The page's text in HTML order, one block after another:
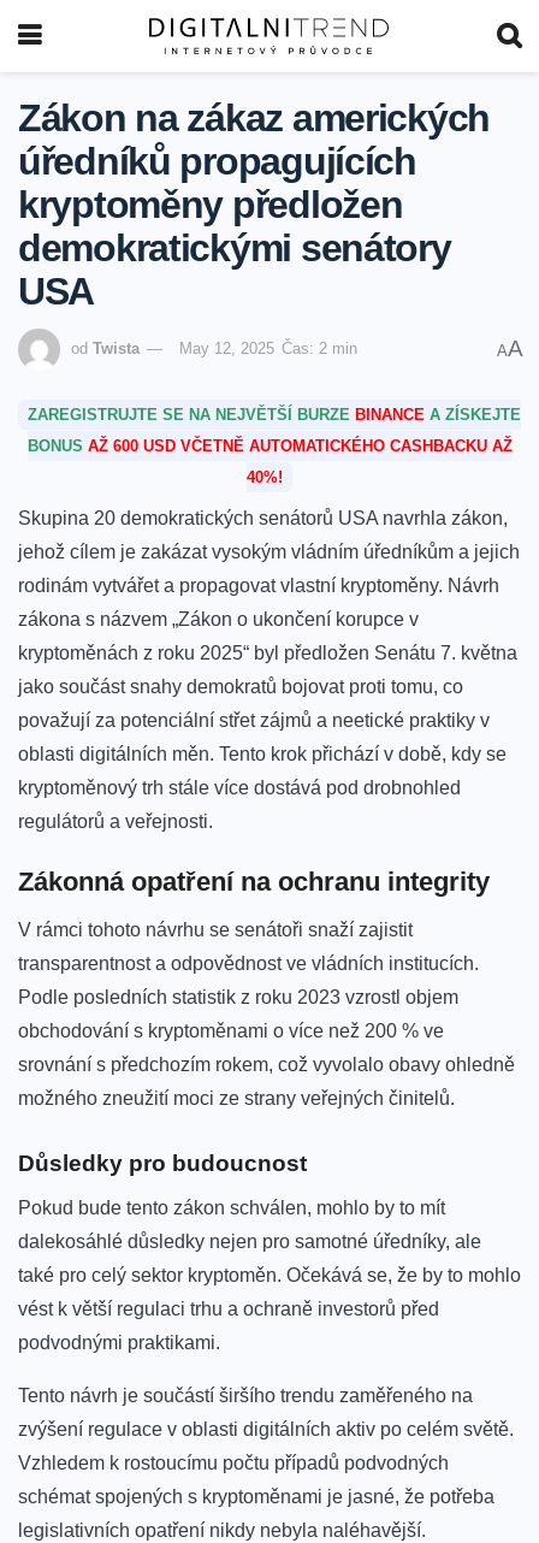
Zákon na zákaz amerických
úředníků propagujících
kryptoměny předložen
demokratickými senátory
USA
od Twista May 12, 2025 Čas: 2 min AA
ZAREGISTRUJTE SE NA NEJVĚTŠÍ BURZE BINANCE A ZÍSKEJTE
BONUS AŽ 600 USD VČETNĚ AUTOMATICKÉHO CASHBACKU AŽ
40%!
Skupina 20 demokratických senátorů USA⁢ navrhla ⁣zákon,
jehož cílem je zakázat vysokým vládním úředníkům ⁣a⁤ jejich
rodinám vytvářet a​ propagovat vlastní kryptoměny. Návrh⁣
zákona s ‌názvem „Zákon o ukončení korupce v
kryptoměnách z roku ​2025“ byl předložen Senátu 7. května
jako součást snahy‌ demokratů bojovat proti tomu, co
považují za potenciální střet zájmů​ a neetické praktiky v
oblasti digitálních⁢ měn. Tento krok přichází v době, kdy se
kryptoměnový trh stále více dostává pod drobnohled
regulátorů a veřejnosti.
Zákonná opatření na ochranu integrity
V rámci tohoto návrhu ‌se ⁤senátoři snaží zajistit
transparentnost a odpovědnost‌ ve ⁢vládních institucích.
Podle posledních statistik z roku⁣ 2023 ⁣vzrostl objem
obchodování‍ s kryptoměnami ⁢o více než 200 % ve
srovnání s předchozím rokem, což vyvolalo obavy ohledně
možného zneužití moci ze strany veřejných činitelů.
Důsledky ‍pro budoucnost
Pokud bude tento zákon⁣ schválen, mohlo by to mít
dalekosáhlé důsledky nejen pro‌ samotné úředníky, ale
také pro celý sektor kryptoměn. Očekává se,‌ že by to mohlo
vést k ⁤větší regulaci trhu a ochraně investorů před
podvodnými praktikami.
Tento návrh je součástí ‌širšího trendu⁤ zaměřeného na
zvýšení regulace v ‍oblasti digitálních ‌aktiv po​ celém světě.
Vzhledem k rostoucímu počtu případů podvodných
schémat⁢ spojených s⁢ kryptoměnami je jasné,‌ že ‌potřeba
legislativních opatření nikdy nebyla‌ naléhavější.